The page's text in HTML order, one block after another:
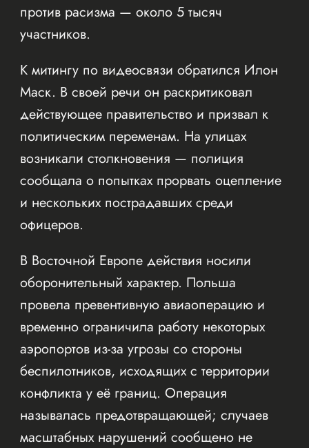
против расизма — около 5 тысяч
участников.
К митингу по видеосвязи обратился Илон
Маск. В своей речи он раскритиковал
действующее правительство и призвал к
политическим переменам. На улицах
возникали столкновения — полиция
сообщала о попытках прорвать оцепление
и нескольких пострадавших среди
офицеров.
В Восточной Европе действия носили
оборонительный характер. Польша
провела превентивную авиаоперацию и
временно ограничила работу некоторых
аэропортов из-за угрозы со стороны
беспилотников, исходящих с территории
конфликта у её границ. Операция
называлась предотвращающей; случаев
масштабных нарушений сообщено не